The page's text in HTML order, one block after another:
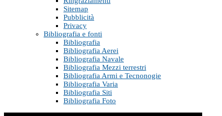
Sitemap
Pubblicità
Privacy
Bibliografia e fonti
Bibliografia
Bibliografia Aerei
Bibliografia Navale
Bibliografia Mezzi terrestri
Bibliografia Armi e Tecnonogie
Bibliografia Varia
Bibliografia Siti
Bibliografia Foto